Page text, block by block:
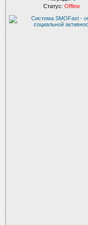
Статус: Offline